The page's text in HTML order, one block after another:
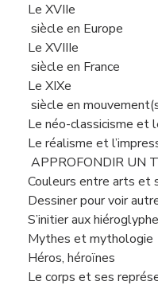
Le XVIIe
siècle en Europe
Le XVIIIe
siècle en France
Le XIXe
siècle en
Le néo-classicisme et
Le réalisme et
APPROFONDIR UN
Couleurs entre arts et
Dessiner pour voir
S’initier aux
Mythes et mythologie
Héros, héroïnes
Le corps et ses